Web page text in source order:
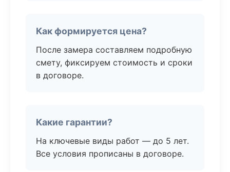
Как формируется цена?
После замера составляем подробную
смету, фиксируем стоимость и сроки
в договоре.
Какие гарантии?
На ключевые виды работ — до 5 лет.
Все условия прописаны в договоре.